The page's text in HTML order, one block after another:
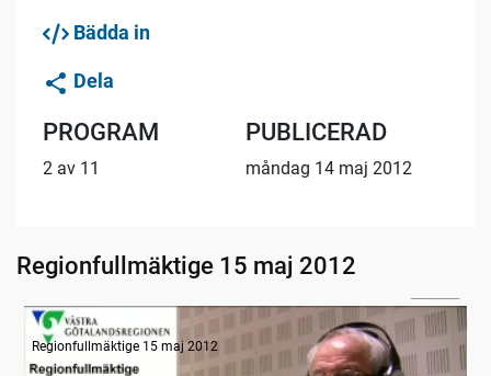
Bädda in
Dela
PROGRAM
2 av 11
PUBLICERAD
måndag 14 maj 2012
Regionfullmäktige 15 maj 2012
Radion informerar
Regionfullmäktige 15 maj 2012